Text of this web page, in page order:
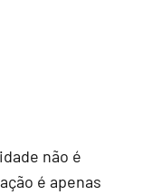
não é
é apenas